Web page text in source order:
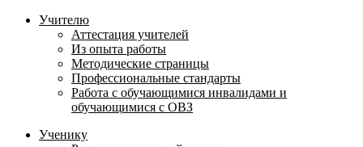
Учителю
Аттестация учителей
Из опыта работы
Методические страницы
Профессиональные стандарты
Работа с обучающимися инвалидами и
обучающимися с ОВЗ
Ученику